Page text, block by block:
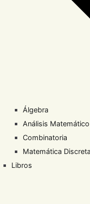
Álgebra
Análisis Matemático
Combinatoria
Matemática Discreta
Libros